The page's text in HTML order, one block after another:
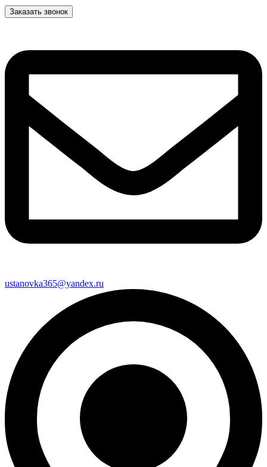
Заказать звонок
ustanovka365@yandex.ru